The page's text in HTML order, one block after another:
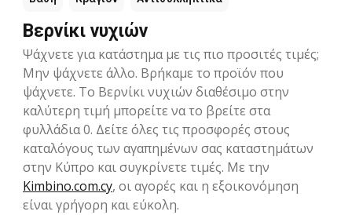
Βερνίκι νυχιών
Ψάχνετε για κατάστημα με τις πιο προσιτές τιμές;
Μην ψάχνετε άλλο. Βρήκαμε το προϊόν που
ψάχνετε. Το Βερνίκι νυχιών διαθέσιμο στην
καλύτερη τιμή μπορείτε να το βρείτε στα
φυλλάδια 0. Δείτε όλες τις προσφορές στους
καταλόγους των αγαπημένων σας καταστημάτων
στην Kύπρο και συγκρίνετε τιμές. Με την
Kimbino.com.cy, οι αγορές και η εξοικονόμηση
είναι γρήγορη και εύκολη.